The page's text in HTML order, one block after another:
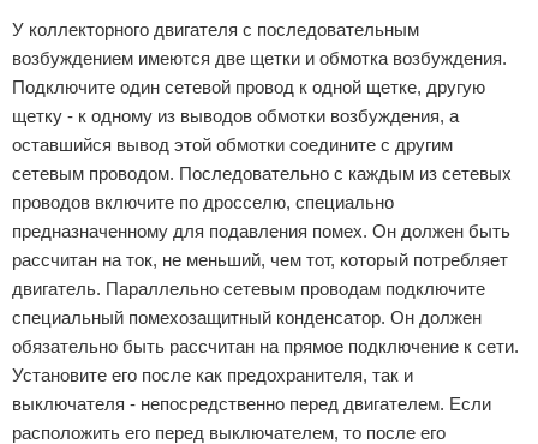
У коллекторного двигателя с последовательным
возбуждением имеются две щетки и обмотка возбуждения.
Подключите один сетевой провод к одной щетке, другую
щетку - к одному из выводов обмотки возбуждения, а
оставшийся вывод этой обмотки соедините с другим
сетевым проводом. Последовательно с каждым из сетевых
проводов включите по дросселю, специально
предназначенному для подавления помех. Он должен быть
рассчитан на ток, не меньший, чем тот, который потребляет
двигатель. Параллельно сетевым проводам подключите
специальный помехозащитный конденсатор. Он должен
обязательно быть рассчитан на прямое подключение к сети.
Установите его после как предохранителя, так и
выключателя - непосредственно перед двигателем. Если
расположить его перед выключателем, то после его